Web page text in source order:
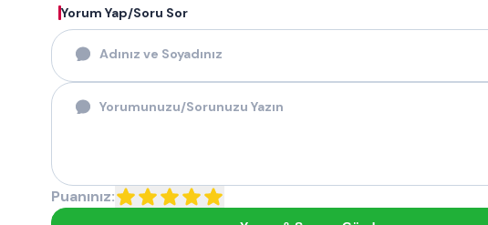
Yorum Yap/Soru Sor
Puanınız: